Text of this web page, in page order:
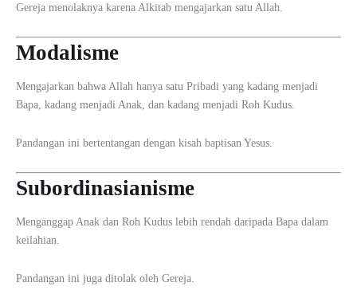
Gereja menolaknya karena Alkitab mengajarkan satu Allah.
Modalisme
Mengajarkan bahwa Allah hanya satu Pribadi yang kadang menjadi
Bapa, kadang menjadi Anak, dan kadang menjadi Roh Kudus.
Pandangan ini bertentangan dengan kisah baptisan Yesus.
Subordinasianisme
Menganggap Anak dan Roh Kudus lebih rendah daripada Bapa dalam
keilahian.
Pandangan ini juga ditolak oleh Gereja.